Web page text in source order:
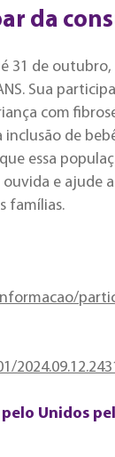
da
31 de
Sua
com
de
essa
ouvida e
famílias.
Unidos